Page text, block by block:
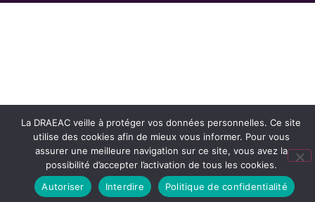
La DRAEAC veille à protéger vos données personnelles. Ce site
utilise des cookies afin de mieux vous informer. Pour vous
assurer une meilleure navigation sur ce site, vous avez la
possibilité d’accepter l’activation de tous les cookies.
Autoriser
Interdire Politique de confidentialité